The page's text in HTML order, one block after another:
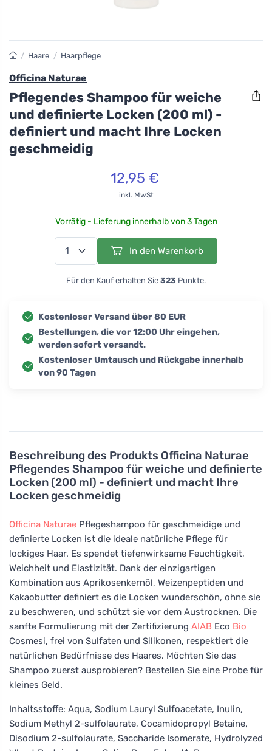
Beschreibung des Produkts Officina Naturae
Pflegendes Shampoo für weiche und definierte
Locken (200 ml) - definiert und macht Ihre
Locken geschmeidig
Officina Naturae Pflegeshampoo für geschmeidige und
definierte Locken ist die ideale natürliche Pflege für
lockiges Haar. Es spendet tiefenwirksame Feuchtigkeit,
Weichheit und Elastizität. Dank der einzigartigen
Kombination aus Aprikosenkernöl, Weizenpeptiden und
Kakaobutter definiert es die Locken wunderschön, ohne sie
zu beschweren, und schützt sie vor dem Austrocknen. Die
sanfte Formulierung mit der Zertifizierung AIAB Eco Bio
Cosmesi, frei von Sulfaten und Silikonen, respektiert die
natürlichen Bedürfnisse des Haares. Möchten Sie das
Shampoo zuerst ausprobieren? Bestellen Sie eine Probe für
kleines Geld.
Inhaltsstoffe: Aqua, Sodium Lauryl Sulfoacetate, Inulin,
Sodium Methyl 2-sulfolaurate, Cocamidopropyl Betaine,
Disodium 2-sulfolaurate, Saccharide Isomerate, Hydrolyzed
/ Haare / Haarpflege
Officina Naturae
Pflegendes Shampoo für weiche
und definierte Locken (200 ml) -
definiert und macht Ihre Locken
geschmeidig
12,95 €
inkl. MwSt
Vorrätig - Lieferung innerhalb von 3 Tagen
In den Warenkorb
Für den Kauf erhalten Sie 323 Punkte.
Kostenloser Versand über 80 EUR
Bestellungen, die vor 12:00 Uhr eingehen,
werden sofort versandt.
Kostenloser Umtausch und Rückgabe innerhalb
von 90 Tagen